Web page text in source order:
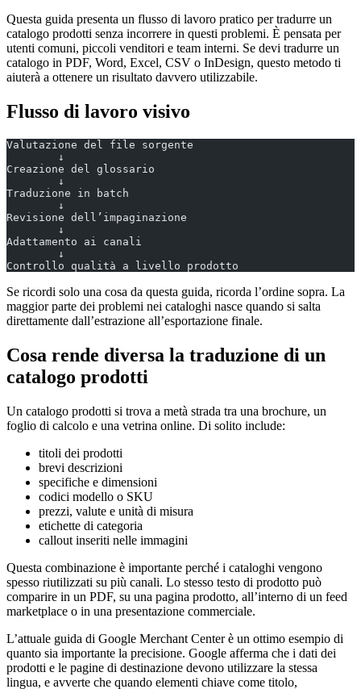
Questa guida presenta un flusso di lavoro pratico per tradurre un
catalogo prodotti senza incorrere in questi problemi. È pensata per
utenti comuni, piccoli venditori e team interni. Se devi tradurre un
catalogo in PDF, Word, Excel, CSV o InDesign, questo metodo ti
aiuterà a ottenere un risultato davvero utilizzabile.
Flusso di lavoro visivo
Valutazione del file sorgente
        ↓
Creazione del glossario
        ↓
Traduzione in batch
        ↓
Revisione dell’impaginazione
        ↓
Adattamento ai canali
        ↓
Controllo qualità a livello prodotto
Se ricordi solo una cosa da questa guida, ricorda l’ordine sopra. La
maggior parte dei problemi nei cataloghi nasce quando si salta
direttamente dall’estrazione all’esportazione finale.
Cosa rende diversa la traduzione di un
catalogo prodotti
Un catalogo prodotti si trova a metà strada tra una brochure, un
foglio di calcolo e una vetrina online. Di solito include:
titoli dei prodotti
brevi descrizioni
specifiche e dimensioni
codici modello o SKU
prezzi, valute e unità di misura
etichette di categoria
callout inseriti nelle immagini
Questa combinazione è importante perché i cataloghi vengono
spesso riutilizzati su più canali. Lo stesso testo di prodotto può
comparire in un PDF, su una pagina prodotto, all’interno di un feed
marketplace o in una presentazione commerciale.
L’attuale guida di Google Merchant Center è un ottimo esempio di
quanto sia importante la precisione. Google afferma che i dati dei
prodotti e le pagine di destinazione devono utilizzare la stessa
lingua, e avverte che quando elementi chiave come titolo,